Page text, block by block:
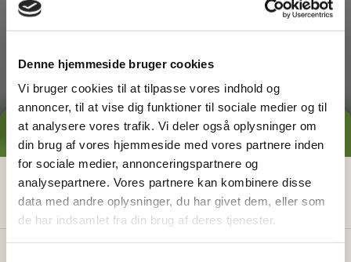
Denne hjemmeside bruger cookies
Vi bruger cookies til at tilpasse vores indhold og
annoncer, til at vise dig funktioner til sociale medier og til
at analysere vores trafik. Vi deler også oplysninger om
din brug af vores hjemmeside med vores partnere inden
for sociale medier, annonceringspartnere og
analysepartnere. Vores partnere kan kombinere disse
data med andre oplysninger, du har givet dem, eller som
de har indsamlet fra din brug af deres tjenester.
Du kan slappe af, mens din
havemand ordner din have. Du
behøver ikke engang være
hjemme.
4
GRATIS PRISESTIMAT
Hvad koster detegentligat få
hjælp i haven?
Få vores prisguide med faste timepriser, eksempler